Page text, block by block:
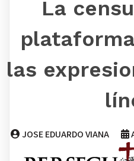
La
las
JOSE EDUARDO VIANA